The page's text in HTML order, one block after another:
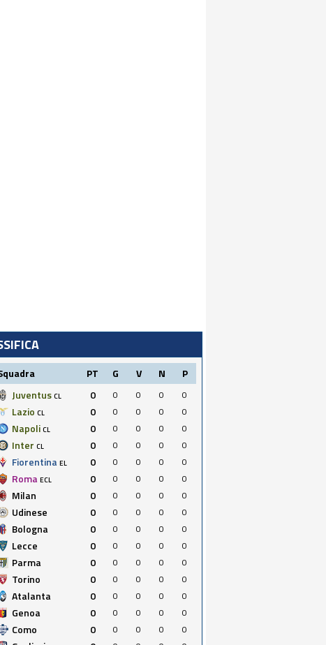
PT G V N P
Juventus CL 0 0 0 0
0
Lazio CL 0 0 0 0
0
Napoli CL 0 0 0 0
0
Inter CL 0 0 0 0
0
Fiorentina EL 0 0 0 0
0
Roma ECL 0 0 0 0
0
Milan 0 0 0 0
0
Udinese 0 0 0 0
0
Bologna 0 0 0 0
0
Lecce 0 0 0 0
0
Parma 0 0 0 0
0
Torino 0 0 0 0
0
Atalanta 0 0 0 0
0
Genoa 0 0 0 0
0
Como 0 0 0 0
0